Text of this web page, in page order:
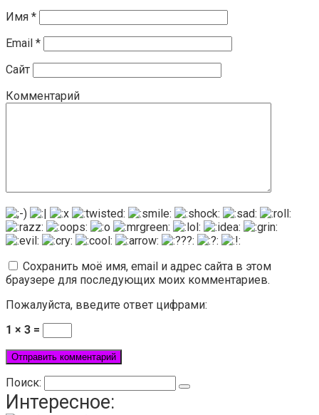
Имя *
Email *
Сайт
Комментарий
Сохранить моё имя, email и адрес сайта в этом
браузере для последующих моих комментариев.
Пожалуйста, введите ответ цифрами:
1 × 3 =
Поиск:
Интересное: